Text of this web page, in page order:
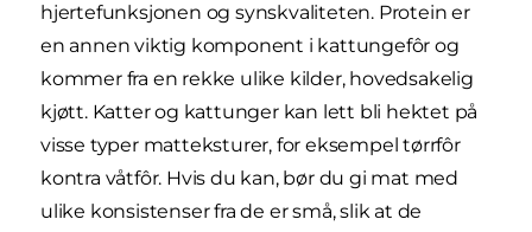
hjertefunksjonen og synskvaliteten. Protein er
en annen viktig komponent i kattungefôr og
kommer fra en rekke ulike kilder, hovedsakelig
kjøtt. Katter og kattunger kan lett bli hektet på
visse typer matteksturer, for eksempel tørrfôr
kontra våtfôr. Hvis du kan, bør du gi mat med
ulike konsistenser fra de er små, slik at de